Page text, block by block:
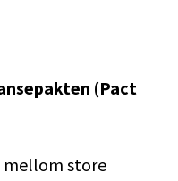
(Pact
mellom store